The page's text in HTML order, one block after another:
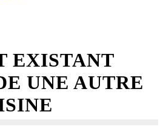
EXISTANT
UNE AUTRE